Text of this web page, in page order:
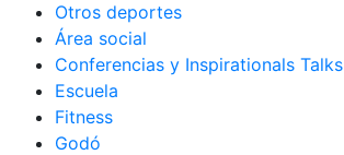
Organización
Junta
directiva
Comisiones
y comités
Otros deportes
Área social
Conferencias y Inspirationals Talks
Escuela
Fitness
Godó